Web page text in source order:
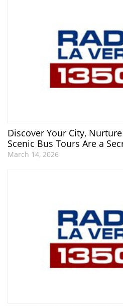
Discover Your City,
Scenic Bus Tours Are a
March 14, 2026